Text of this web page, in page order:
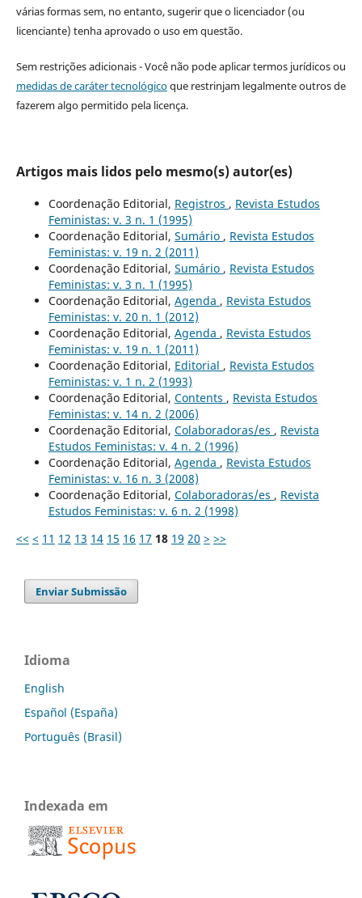
várias formas sem, no entanto, sugerir que o licenciador (ou
licenciante) tenha aprovado o uso em questão.
Sem restrições adicionais - Você não pode aplicar termos jurídicos ou
medidas de caráter tecnológicoque restrinjam legalmente outros de
fazerem algo permitido pela licença.
Artigos mais lidos pelo mesmo(s) autor(es)
Coordenação Editorial, Registros , Revista Estudos
Feministas: v. 3 n. 1 (1995)
Coordenação Editorial, Sumário , Revista Estudos
Feministas: v. 19 n. 2 (2011)
Coordenação Editorial, Sumário , Revista Estudos
Feministas: v. 3 n. 1 (1995)
Coordenação Editorial, Agenda , Revista Estudos
Feministas: v. 20 n. 1 (2012)
Coordenação Editorial, Agenda , Revista Estudos
Feministas: v. 19 n. 1 (2011)
Coordenação Editorial, Editorial , Revista Estudos
Feministas: v. 1 n. 2 (1993)
Coordenação Editorial, Contents , Revista Estudos
Feministas: v. 14 n. 2 (2006)
Coordenação Editorial, Colaboradoras/es , Revista
Estudos Feministas: v. 4 n. 2 (1996)
Coordenação Editorial, Agenda , Revista Estudos
Feministas: v. 16 n. 3 (2008)
Coordenação Editorial, Colaboradoras/es , Revista
Estudos Feministas: v. 6 n. 2 (1998)
<< < 11 12 13 14 15 16 17 18 19 20 > >>
Enviar Submissão
Idioma
English
Español (España)
Português (Brasil)
Indexada em